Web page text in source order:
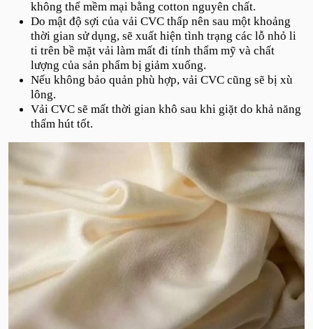
không thể mềm mại bằng cotton nguyên chất.
Do mật độ sợi của vải CVC thấp nên sau một khoảng
thời gian sử dụng, sẽ xuất hiện tình trạng các lỗ nhỏ li
ti trên bề mặt vải làm mất đi tính thẩm mỹ và chất
lượng của sản phẩm bị giảm xuống.
Nếu không bảo quản phù hợp, vải CVC cũng sẽ bị xù
lông.
Vải CVC sẽ mất thời gian khô sau khi giặt do khả năng
thấm hút tốt.